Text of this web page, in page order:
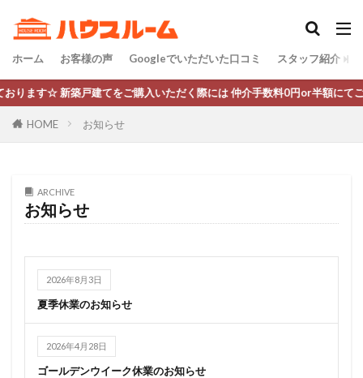
ホーム お客様の声 Googleでいただいた口コミ スタッフ紹介
築戸建てをご購入いただく際には 仲介手数料0円or半額にてご案内させ
HOME お知らせ
ARCHIVE
お知らせ
2026年8月3日
夏季休業のお知らせ
2026年4月28日
ゴールデンウイーク休業のお知らせ